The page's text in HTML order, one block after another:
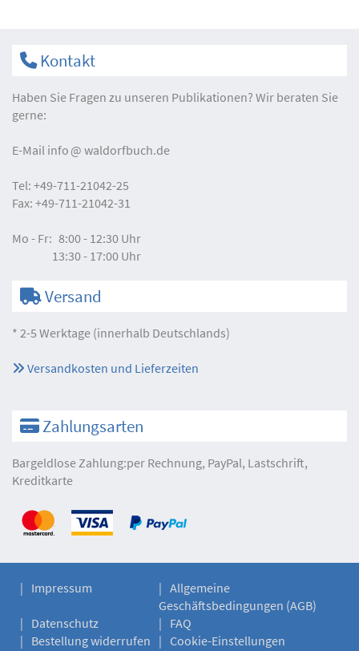
Kontakt
Haben Sie Fragen zu unseren Publikationen? Wir beraten Sie
gerne:
E-Mail info waldorfbuch.de
Tel: +49-711-21042-25
Fax: +49-711-21042-31
Mo - Fr: 8:00 - 12:30 Uhr
13:30 - 17:00 Uhr
Versand
* 2-5 Werktage (innerhalb Deutschlands)
Versandkosten und Lieferzeiten
Zahlungsarten
Bargeldlose Zahlung:per Rechnung, PayPal, Lastschrift,
Kreditkarte
Impressum
Allgemeine
Geschäftsbedingungen (AGB)
Datenschutz
FAQ
Bestellung widerrufen
Cookie-Einstellungen